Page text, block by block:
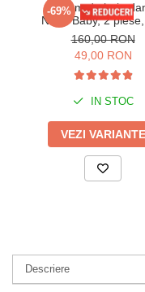
-69%
Costum de baie
Neon Baby, 2 piese,
semidecupat, sutien
snur reglabil, galben
160,00 RON
49,00 RON
IN STOC
VEZI VARIANTE
Descriere